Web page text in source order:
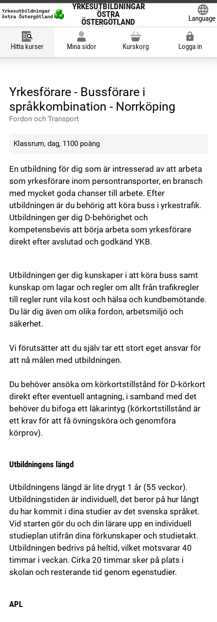
YRKESUTBILDNINGAR
ÖSTRA
ÖSTERGÖTLAND
Language
Hitta kurser Mina sidor Kurskorg Logga in
Yrkesförare - Bussförare i
språkkombination - Norrköping
Fordon och Transport
Klassrum, dag, 1100 poäng
En utbildning för dig som är intresserad av att arbeta
som yrkesförare inom persontransporter, en bransch
med mycket goda chanser till arbete. Efter
utbildningen är du behörig att köra buss i yrkestrafik.
Utbildningen ger dig D-behörighet och
kompetensbevis att börja arbeta som yrkesförare
direkt efter avslutad och godkänd YKB.
Utbildningen ger dig kunskaper i att köra buss samt
kunskap om lagar och regler om allt från trafikregler
till regler runt vila kost och hälsa och kundbemötande.
Du lär dig även om olika fordon, arbetsmiljö och
säkerhet.
Vi förutsätter att du själv tar ett stort eget ansvar för
att nå målen med utbildningen.
Du behöver ansöka om körkortstillstånd för D-körkort
direkt efter eventuell antagning, i samband med det
behöver du bifoga ett läkarintyg (körkortstillstånd är
ett krav för att få övningsköra och genomföra
körprov).
Utbildningens längd
Utbildningens längd är lite drygt 1 år (55 veckor).
Utbildningstiden är individuell, det beror på hur långt
du har kommit i dina studier av det svenska språket.
Vid starten gör du och din lärare upp en individuell
studieplan utifrån dina förkunskaper och studietakt.
Utbildningen bedrivs på heltid, vilket motsvarar 40
timmar i veckan. Cirka 20 timmar sker på plats i
skolan och resterande tid genom egenstudier.
APL